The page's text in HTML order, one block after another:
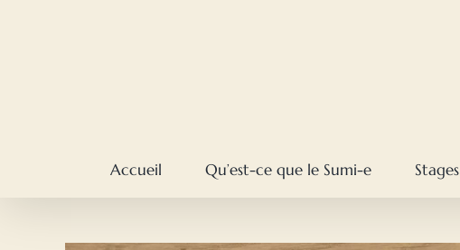
Accueil Qu’est-ce que le Sumi-e Stages